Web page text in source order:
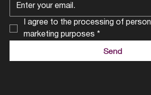
I agree to the processing of
marketing purposes *
Send